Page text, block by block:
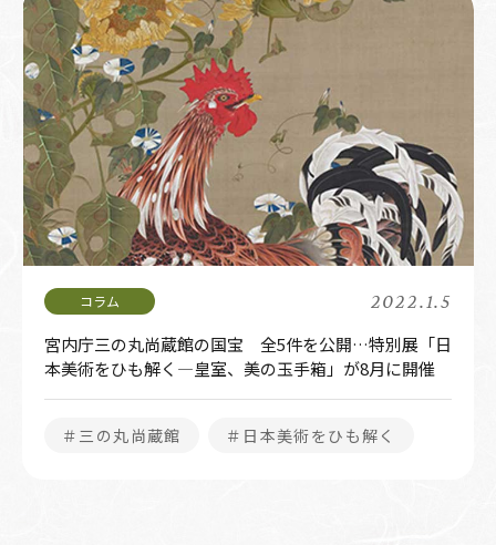
2022.1.5
宮内庁三の丸尚蔵館の国宝 全5件を公開…特別展「日
本美術をひも解く―皇室、美の玉手箱」が8月に開催
＃三の丸尚蔵館 ＃日本美術をひも解く